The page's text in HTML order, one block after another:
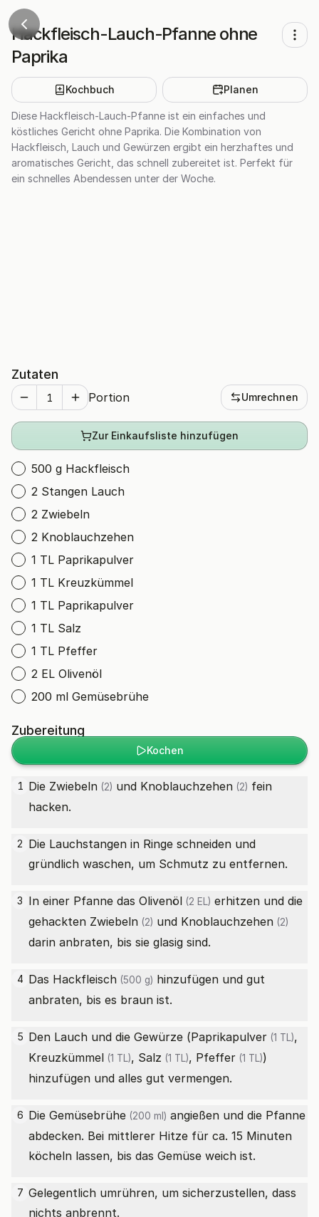
Hackfleisch-Lauch-Pfanne ohne
Paprika
Kochbuch Planen
Diese Hackfleisch-Lauch-Pfanne ist ein einfaches und
köstliches Gericht ohne Paprika. Die Kombination von
Hackfleisch, Lauch und Gewürzen ergibt ein herzhaftes und
aromatisches Gericht, das schnell zubereitet ist. Perfekt für
ein schnelles Abendessen unter der Woche.
Zutaten
Portion Umrechnen
Zur Einkaufsliste hinzufügen
500 g Hackfleisch
2 Stangen Lauch
2 Zwiebeln
2 Knoblauchzehen
1 TL Paprikapulver
1 TL Kreuzkümmel
1 TL Paprikapulver
1 TL Salz
1 TL Pfeffer
2 EL Olivenöl
200 ml Gemüsebrühe
Zubereitung
Kochen
1 Die Zwiebeln (2) und Knoblauchzehen (2) fein
hacken.
2 Die Lauchstangen in Ringe schneiden und
gründlich waschen, um Schmutz zu entfernen.
3 In einer Pfanne das Olivenöl (2 EL) erhitzen und die
gehackten Zwiebeln (2) und Knoblauchzehen (2)
darin anbraten, bis sie glasig sind.
4 Das Hackfleisch (500 g) hinzufügen und gut
anbraten, bis es braun ist.
5 Den Lauch und die Gewürze (Paprikapulver (1 TL),
Kreuzkümmel (1 TL), Salz (1 TL), Pfeffer (1 TL))
hinzufügen und alles gut vermengen.
6 Die Gemüsebrühe (200 ml) angießen und die Pfanne
abdecken. Bei mittlerer Hitze für ca. 15 Minuten
köcheln lassen, bis das Gemüse weich ist.
7 Gelegentlich umrühren, um sicherzustellen, dass
nichts anbrennt.